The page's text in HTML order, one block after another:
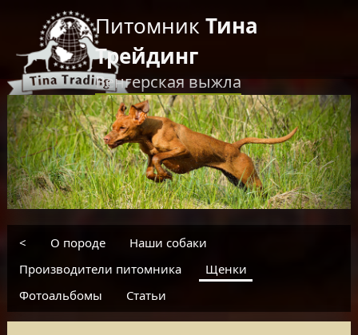
ПитомникТина
Трейдинг
Венгерская выжла
RU EN
введите текст для поиска
< О породе
Наши собаки
Производители питомника
Щенки
Фотоальбомы
Статьи